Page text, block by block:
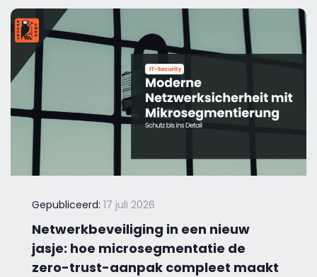
Gepubliceerd: 17 juli 2026
Netwerkbeveiliging in een nieuw
jasje: hoe microsegmentatie de
zero-trust-aanpak compleet maakt